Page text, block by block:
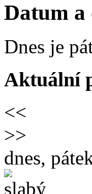
Datum a
Dnes je
Aktuální
<<
>>
dnes,